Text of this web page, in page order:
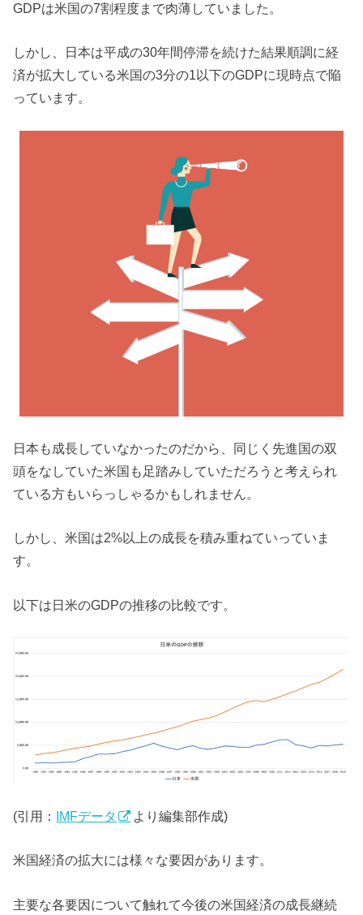
GDPは米国の7割程度まで肉薄していました。
しかし、日本は平成の30年間停滞を続けた結果順調に経
済が拡大している米国の3分の1以下のGDPに現時点で陥
っています。
日本も成長していなかったのだから、同じく先進国の双
頭をなしていた米国も足踏みしていただろうと考えられ
ている方もいらっしゃるかもしれません。
しかし、米国は2%以上の成長を積み重ねていっていま
す。
以下は日米のGDPの推移の比較です。
(引用： IMFデータ より編集部作成)
米国経済の拡大には様々な要因があります。
主要な各要因について触れて今後の米国経済の成長継続